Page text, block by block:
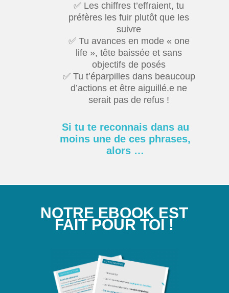
✅ Les chiffres t’effraient, tu
préfères les fuir plutôt que les
suivre
✅ Tu avances en mode « one
life », tête baissée et sans
objectifs de posés
✅ Tu t’éparpilles dans beaucoup
d’actions et être aiguillé.e ne
serait pas de refus !
Si tu te reconnais dans au
moins une de ces phrases,
alors …
NOTRE EBOOK EST
FAIT POUR TOI !